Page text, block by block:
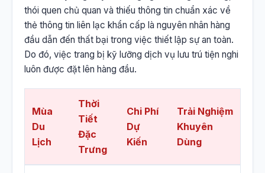
thói quen chủ quan và thiếu thông tin chuẩn xác về
thẻ thông tin liên lạc khẩn cấp là nguyên nhân hàng
đầu dẫn đến thất bại trong việc thiết lập sự an toàn.
Do đó, việc trang bị kỹ lưỡng dịch vụ lưu trú tiện nghi
luôn được đặt lên hàng đầu.
Mùa
Du
Lịch
Thời
Tiết
Đặc
Trưng
Chi Phí
Dự
Kiến
Trải Nghiệm
Khuyên
Dùng